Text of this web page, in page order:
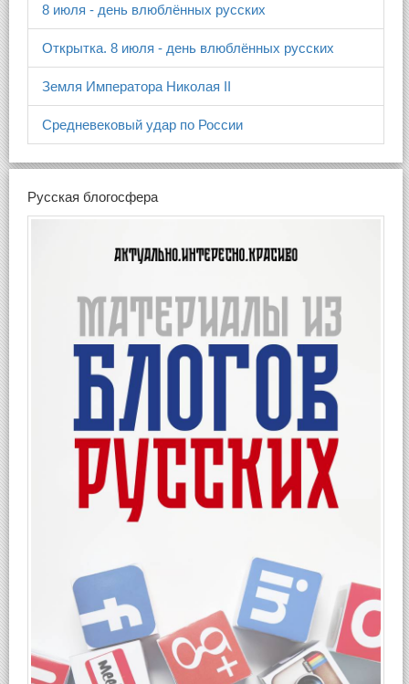
8 июля - день влюблённых русских
Открытка. 8 июля - день влюблённых русских
Земля Императора Николая II
Средневековый удар по России
Русская блогосфера